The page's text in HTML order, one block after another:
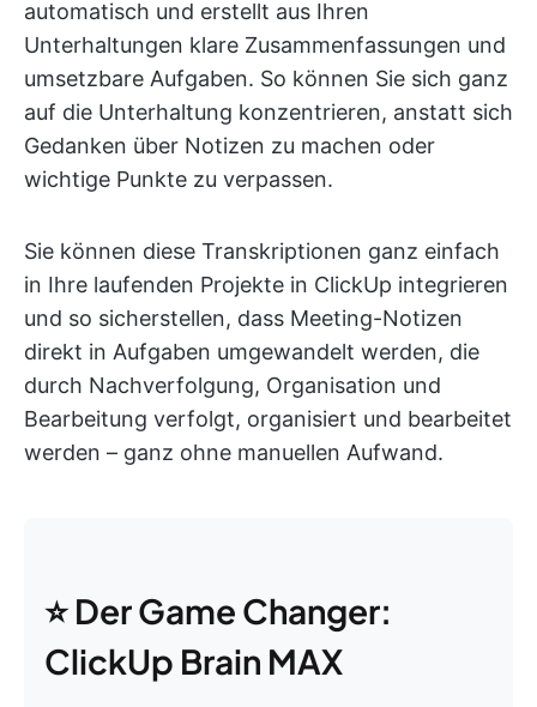
automatisch und erstellt aus Ihren
Unterhaltungen klare Zusammenfassungen und
umsetzbare Aufgaben. So können Sie sich ganz
auf die Unterhaltung konzentrieren, anstatt sich
Gedanken über Notizen zu machen oder
wichtige Punkte zu verpassen.
Sie können diese Transkriptionen ganz einfach
in Ihre laufenden Projekte in ClickUp integrieren
und so sicherstellen, dass Meeting-Notizen
direkt in Aufgaben umgewandelt werden, die
durch Nachverfolgung, Organisation und
Bearbeitung verfolgt, organisiert und bearbeitet
werden – ganz ohne manuellen Aufwand.
⭐ Der Game Changer:
ClickUp Brain MAX